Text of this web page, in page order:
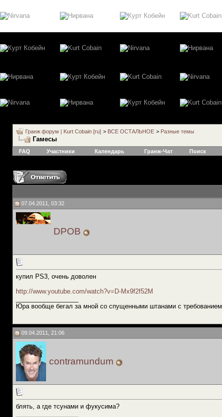
Гранж форум | Kurt Cobain [ru] > ВСЕ ОСТАЛЬНОЕ > Разные темы
Гамесы
FAQ Участники Календарь Гранж-Чат Поиск
07.04.2011, 03:32
DPOB
купил PS3, очень доволен
http://www.youtube.com/watch?v=D-Mx9f2f52M
Юра вообще бегал за мной со спущенными штанами с
09.04.2011, 21:06
contramundum
блять, а где тсунами и фукусима?